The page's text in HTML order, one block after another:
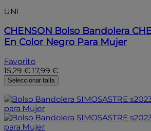
UNI
CHENSON Bolso Bandolera
En Color Negro Para Mujer
Favorito
15,29 € 17,99 €
Seleccionar talla